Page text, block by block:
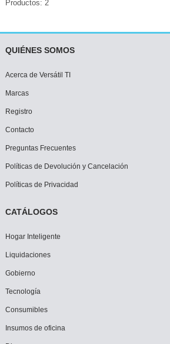
Productos: 2
QUIÉNES SOMOS
Acerca de Versátil TI
Marcas
Registro
Contacto
Preguntas Frecuentes
Políticas de Devolución y Cancelación
Políticas de Privacidad
CATÁLOGOS
Hogar Inteligente
Liquidaciones
Gobierno
Tecnología
Consumibles
Insumos de oficina